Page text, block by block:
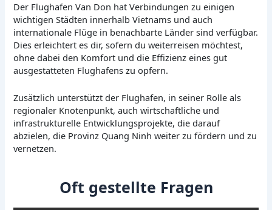
Der Flughafen Van Don hat Verbindungen zu einigen
wichtigen Städten innerhalb Vietnams und auch
internationale Flüge in benachbarte Länder sind verfügbar.
Dies erleichtert es dir, sofern du weiterreisen möchtest,
ohne dabei den Komfort und die Effizienz eines gut
ausgestatteten Flughafens zu opfern.
Zusätzlich unterstützt der Flughafen, in seiner Rolle als
regionaler Knotenpunkt, auch wirtschaftliche und
infrastrukturelle Entwicklungsprojekte, die darauf
abzielen, die Provinz Quang Ninh weiter zu fördern und zu
vernetzen.
Oft gestellte Fragen